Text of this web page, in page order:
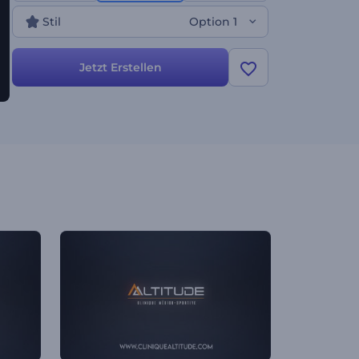
Stil Option 1
Jetzt Erstellen